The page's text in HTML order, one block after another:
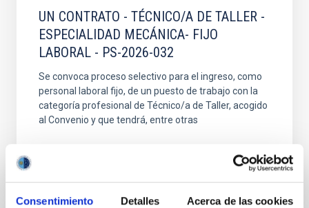
Consentimiento Detalles Acerca de las cookies
UN CONTRATO - TÉCNICO/A DE TALLER -
ESPECIALIDAD MECÁNICA- FIJO
LABORAL - PS-2026-032
Se convoca proceso selectivo para el ingreso, como
personal laboral fijo, de un puesto de trabajo con la
categoría profesional de Técnico/a de Taller, acogido
al Convenio y que tendrá, entre otras